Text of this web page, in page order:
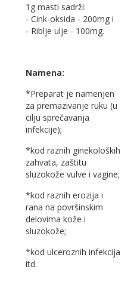
1g masti sadrži:
- Cink-oksida - 200mg i
- Riblje ulje - 100mg.
Namena:
*Preparat je namenjen
za premazivanje ruku (u
cilju sprečavanja
infekcije);
*kod raznih ginekoloških
zahvata, zaštitu
sluzokože vulve i vagine;
*kod raznih erozija i
rana na površinskim
delovima kože i
sluzokože;
*kod ulceroznih infekcija
itd.